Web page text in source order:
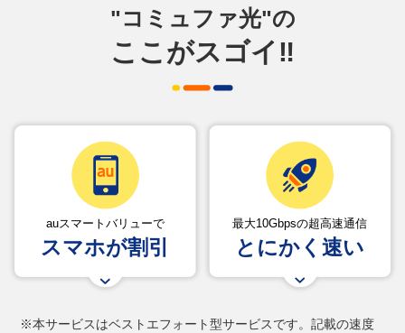
"コミュファ光"の
ここがスゴイ‼
auスマートバリューで
スマホが割引
最大10Gbpsの超高速通信
とにかく速い
※本サービスはベストエフォート型サービスです。記載の速度